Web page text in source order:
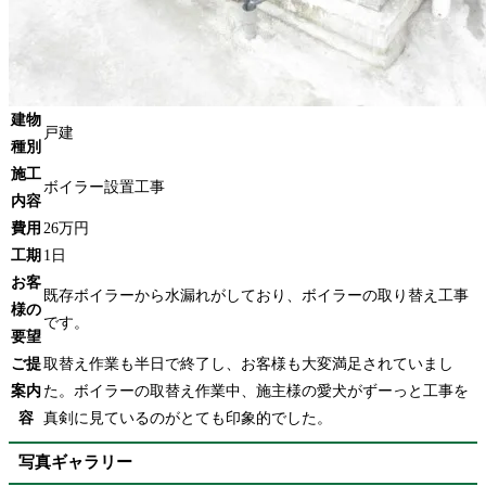
建物
種別
戸建
施工
内容
ボイラー設置工事
費用 26万円
工期 1日
お客
様の
要望
既存ボイラーから水漏れがしており、ボイラーの取り替え工事
です。
ご提
案内
容
取替え作業も半日で終了し、お客様も大変満足されていまし
た。ボイラーの取替え作業中、施主様の愛犬がずーっと工事を
真剣に見ているのがとても印象的でした。
写真ギャラリー